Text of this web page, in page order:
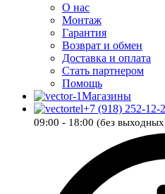
О нас
Монтаж
Гарантия
Возврат и обмен
Доставка и оплата
Стать партнером
Помощь
Магазины
+7 (918) 252-12-
09:00 - 18:00 (без